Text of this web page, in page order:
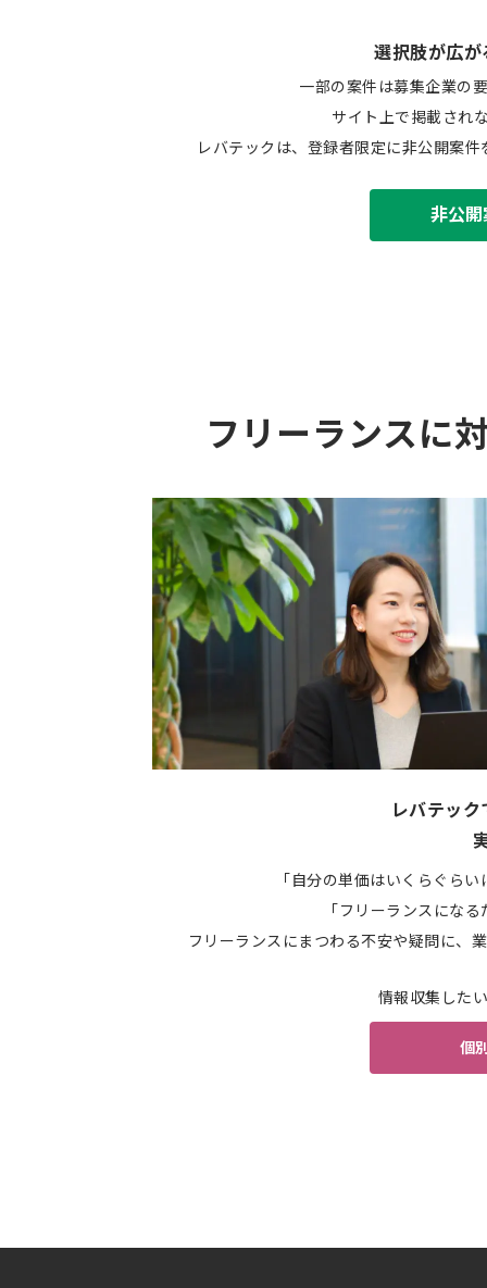
選択肢が広が
一部の案件は募集企業の
サイト上で掲載され
レバテックは、登録者限定に非公開案
非公
フリーランスに
レバテッ
「自分の単価はいくらぐら
「フリーランスにな
フリーランスにまつわる不安や疑問に、
情報収集した
個